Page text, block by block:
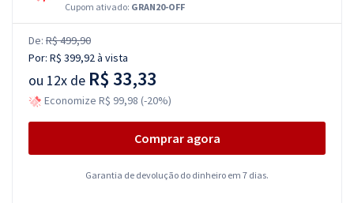
Cupom ativado: GRAN20-OFF
De: R$ 499,90
Por: R$ 399,92à vista
ou 12x de R$ 33,33
Economize R$ 99,98 (-20%)
Comprar agora
Garantia de devolução do dinheiro em 7 dias.